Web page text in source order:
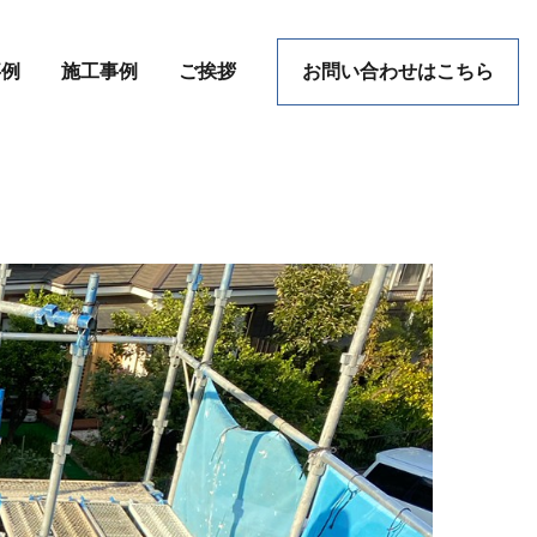
施工事例 ご挨拶 お問い合わせはこちら